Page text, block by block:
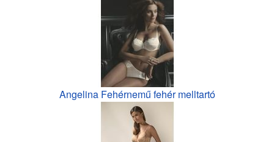
Angelina Fehérnemű fehér melltartó